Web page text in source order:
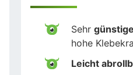
Sehr
hohe
Leicht